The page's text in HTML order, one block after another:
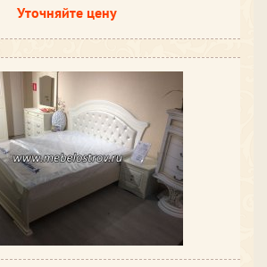
Уточняйте цену